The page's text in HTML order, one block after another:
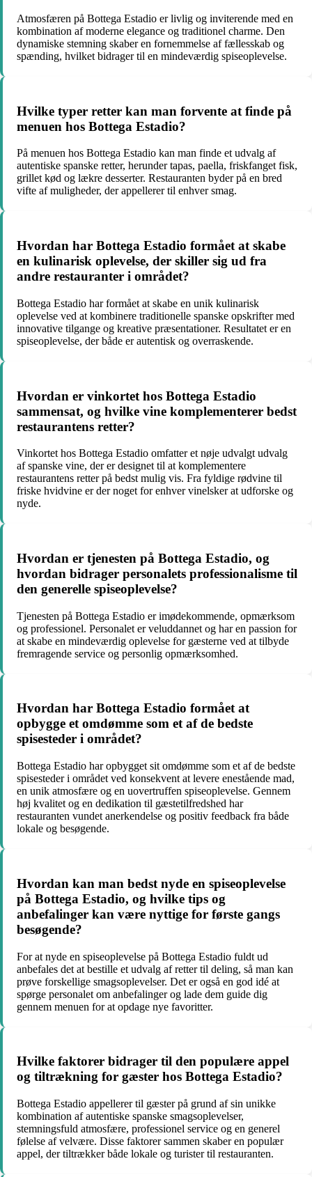
Atmosfæren på Bottega Estadio er livlig og inviterende med en
kombination af moderne elegance og traditionel charme. Den
dynamiske stemning skaber en fornemmelse af fællesskab og
spænding, hvilket bidrager til en mindeværdig spiseoplevelse.
Hvilke typer retter kan man forvente at finde på
menuen hos Bottega Estadio?
På menuen hos Bottega Estadio kan man finde et udvalg af
autentiske spanske retter, herunder tapas, paella, friskfanget fisk,
grillet kød og lækre desserter. Restauranten byder på en bred
vifte af muligheder, der appellerer til enhver smag.
Hvordan har Bottega Estadio formået at skabe
en kulinarisk oplevelse, der skiller sig ud fra
andre restauranter i området?
Bottega Estadio har formået at skabe en unik kulinarisk
oplevelse ved at kombinere traditionelle spanske opskrifter med
innovative tilgange og kreative præsentationer. Resultatet er en
spiseoplevelse, der både er autentisk og overraskende.
Hvordan er vinkortet hos Bottega Estadio
sammensat, og hvilke vine komplementerer bedst
restaurantens retter?
Vinkortet hos Bottega Estadio omfatter et nøje udvalgt udvalg
af spanske vine, der er designet til at komplementere
restaurantens retter på bedst mulig vis. Fra fyldige rødvine til
friske hvidvine er der noget for enhver vinelsker at udforske og
nyde.
Hvordan er tjenesten på Bottega Estadio, og
hvordan bidrager personalets professionalisme til
den generelle spiseoplevelse?
Tjenesten på Bottega Estadio er imødekommende, opmærksom
og professionel. Personalet er veluddannet og har en passion for
at skabe en mindeværdig oplevelse for gæsterne ved at tilbyde
fremragende service og personlig opmærksomhed.
Hvordan har Bottega Estadio formået at
opbygge et omdømme som et af de bedste
spisesteder i området?
Bottega Estadio har opbygget sit omdømme som et af de bedste
spisesteder i området ved konsekvent at levere enestående mad,
en unik atmosfære og en uovertruffen spiseoplevelse. Gennem
høj kvalitet og en dedikation til gæstetilfredshed har
restauranten vundet anerkendelse og positiv feedback fra både
lokale og besøgende.
Hvordan kan man bedst nyde en spiseoplevelse
på Bottega Estadio, og hvilke tips og
anbefalinger kan være nyttige for første gangs
besøgende?
For at nyde en spiseoplevelse på Bottega Estadio fuldt ud
anbefales det at bestille et udvalg af retter til deling, så man kan
prøve forskellige smagsoplevelser. Det er også en god idé at
spørge personalet om anbefalinger og lade dem guide dig
gennem menuen for at opdage nye favoritter.
Hvilke faktorer bidrager til den populære appel
og tiltrækning for gæster hos Bottega Estadio?
Bottega Estadio appellerer til gæster på grund af sin unikke
kombination af autentiske spanske smagsoplevelser,
stemningsfuld atmosfære, professionel service og en generel
følelse af velvære. Disse faktorer sammen skaber en populær
appel, der tiltrækker både lokale og turister til restauranten.